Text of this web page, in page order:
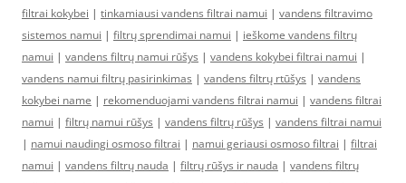
filtrai kokybei | tinkamiausi vandens filtrai namui | vandens filtravimo
sistemos namui | filtrų sprendimai namui | ieškome vandens filtrų
namui | vandens filtrų namui rūšys | vandens kokybei filtrai namui |
vandens namui filtrų pasirinkimas | vandens filtrų rtūšys | vandens
kokybei name | rekomenduojami vandens filtrai namui | vandens filtrai
namui | filtrų namui rūšys | vandens filtrų rūšys | vandens filtrai namui
| namui naudingi osmoso filtrai | namui geriausi osmoso filtrai | filtrai
namui | vandens filtrų nauda | filtrų rūšys ir nauda | vandens filtrų